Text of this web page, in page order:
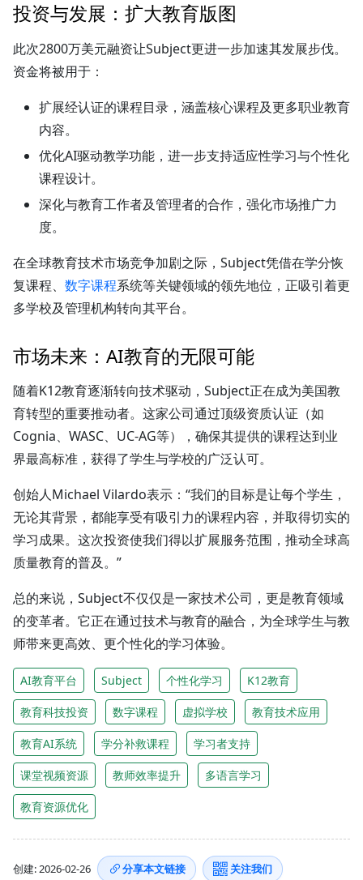
投资与发展：扩大教育版图
此次2800万美元融资让Subject更进一步加速其发展步伐。
资金将被用于：
扩展经认证的课程目录，涵盖核心课程及更多职业教育
内容。
优化AI驱动教学功能，进一步支持适应性学习与个性化
课程设计。
深化与教育工作者及管理者的合作，强化市场推广力
度。
在全球教育技术市场竞争加剧之际，Subject凭借在学分恢
复课程、 数字课程系统等关键领域的领先地位，正吸引着更
多学校及管理机构转向其平台。
市场未来：AI教育的无限可能
随着K12教育逐渐转向技术驱动，Subject正在成为美国教
育转型的重要推动者。这家公司通过顶级资质认证（如
Cognia、WASC、UC-AG等），确保其提供的课程达到业
界最高标准，获得了学生与学校的广泛认可。
创始人Michael Vilardo表示：“我们的目标是让每个学生，
无论其背景，都能享受有吸引力的课程内容，并取得切实的
学习成果。这次投资使我们得以扩展服务范围，推动全球高
质量教育的普及。”
总的来说，Subject不仅仅是一家技术公司，更是教育领域
的变革者。它正在通过技术与教育的融合，为全球学生与教
师带来更高效、更个性化的学习体验。
AI教育平台 Subject 个性化学习 K12教育
教育科技投资 数字课程 虚拟学校 教育技术应用
教育AI系统 学分补救课程 学习者支持
课堂视频资源 教师效率提升 多语言学习
教育资源优化
创建: 2026-02-26 分享本文链接 关注我们